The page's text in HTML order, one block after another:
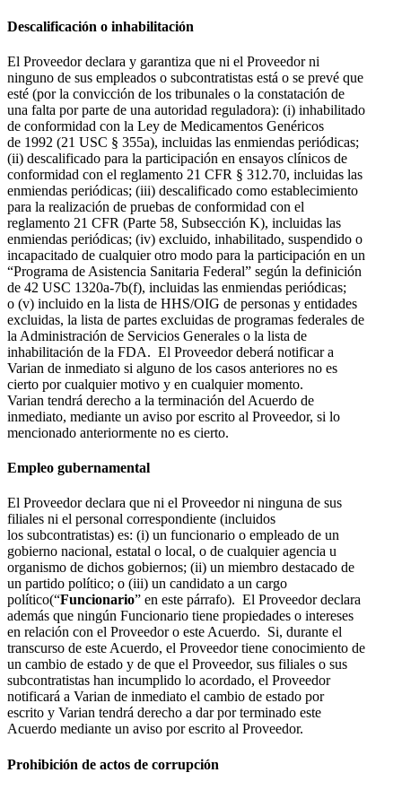
Descalificación o inhabilitación
El Proveedor declara y garantiza que ni el Proveedor ni
ninguno de sus empleados o subcontratistas está o se prevé que
esté (por la convicción de los tribunales o la constatación de
una falta por parte de una autoridad reguladora): (i) inhabilitado
de conformidad con la Ley de Medicamentos Genéricos
de 1992 (21 USC § 355a), incluidas las enmiendas periódicas;
(ii) descalificado para la participación en ensayos clínicos de
conformidad con el reglamento 21 CFR § 312.70, incluidas las
enmiendas periódicas; (iii) descalificado como establecimiento
para la realización de pruebas de conformidad con el
reglamento 21 CFR (Parte 58, Subsección K), incluidas las
enmiendas periódicas; (iv) excluido, inhabilitado, suspendido o
incapacitado de cualquier otro modo para la participación en un
“Programa de Asistencia Sanitaria Federal” según la definición
de 42 USC 1320a-7b(f), incluidas las enmiendas periódicas;
o (v) incluido en la lista de HHS/OIG de personas y entidades
excluidas, la lista de partes excluidas de programas federales de
la Administración de Servicios Generales o la lista de
inhabilitación de la FDA. El Proveedor deberá notificar a
Varian de inmediato si alguno de los casos anteriores no es
cierto por cualquier motivo y en cualquier momento.
Varian tendrá derecho a la terminación del Acuerdo de
inmediato, mediante un aviso por escrito al Proveedor, si lo
mencionado anteriormente no es cierto.
Empleo gubernamental
El Proveedor declara que ni el Proveedor ni ninguna de sus
filiales ni el personal correspondiente (incluidos
los subcontratistas) es: (i) un funcionario o empleado de un
gobierno nacional, estatal o local, o de cualquier agencia u
organismo de dichos gobiernos; (ii) un miembro destacado de
un partido político; o (iii) un candidato a un cargo
político(“Funcionario” en este párrafo). El Proveedor declara
además que ningún Funcionario tiene propiedades o intereses
en relación con el Proveedor o este Acuerdo. Si, durante el
transcurso de este Acuerdo, el Proveedor tiene conocimiento de
un cambio de estado y de que el Proveedor, sus filiales o sus
subcontratistas han incumplido lo acordado, el Proveedor
notificará a Varian de inmediato el cambio de estado por
escrito y Varian tendrá derecho a dar por terminado este
Acuerdo mediante un aviso por escrito al Proveedor.
Prohibición de actos de corrupción